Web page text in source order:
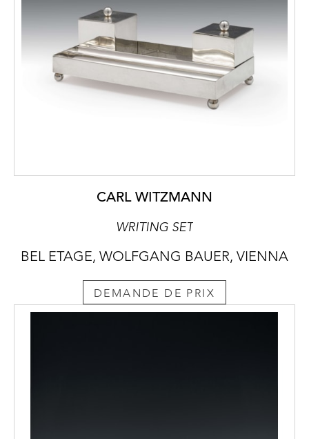
CARL WITZMANN
WRITING SET
BEL ETAGE, WOLFGANG BAUER, VIENNA
DEMANDE DE PRIX